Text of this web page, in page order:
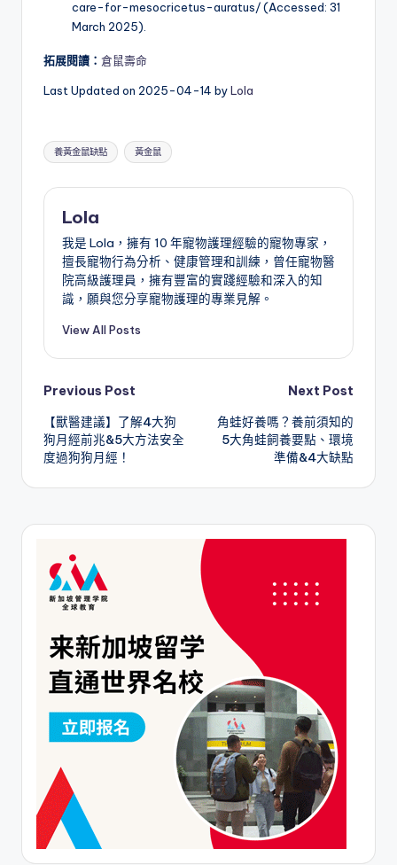
care-for-mesocricetus-auratus/ (Accessed: 31
March 2025).
拓展閱讀： 倉鼠壽命
Last Updated on 2025-04-14 byLola
Tags:
養黃金鼠缺點 黃金鼠
Lola
我是 Lola，擁有 10 年寵物護理經驗的寵物專家，
擅長寵物行為分析、健康管理和訓練，曾任寵物醫
院高級護理員，擁有豐富的實踐經驗和深入的知
識，願與您分享寵物護理的專業見解。
View All Posts
Post
navigation
Previous Post
【獸醫建議】了解4大狗
狗月經前兆&5大方法安全
度過狗狗月經！
Next Post
角蛙好養嗎？養前須知的
5大角蛙飼養要點、環境
準備&4大缺點